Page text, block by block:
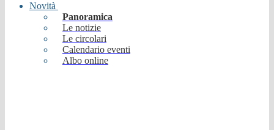
Novità
Panoramica
Le notizie
Le circolari
Calendario eventi
Albo online